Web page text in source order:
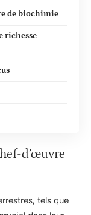
de biochimie
richesse
d’œuvre
tels que